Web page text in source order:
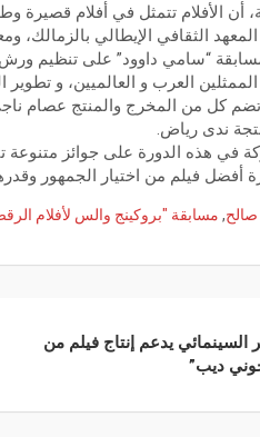
أن الأفلام تتمثل في أفلام
المعهد الثقافي الإيطالي بالزمالك،
“سامي داوود” على تنظيم
الممثلين العرب و العالميين، و تطوير
تضم كل من المخرج والمنتج عصام
ندى رياض.
في هذه الدورة على جوائز
, مسابقة "بروكينج والس لأفلام
السينمائي يدعم إنتاج فيلم من
ديب”